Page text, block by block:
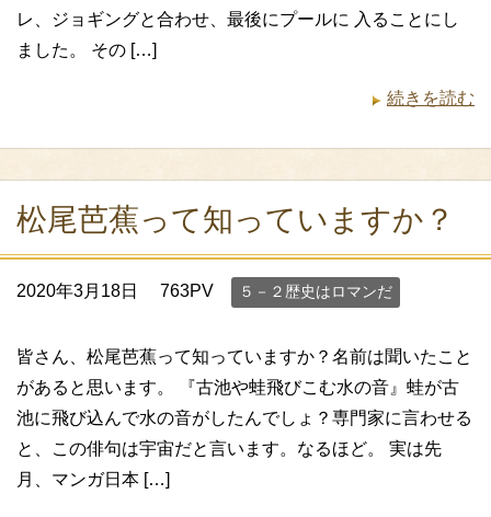
レ、ジョギングと合わせ、最後にプールに 入ることにし
ました。 その […]
続きを読む
松尾芭蕉って知っていますか？
2020年3月18日 763PV ５－２歴史はロマンだ
皆さん、松尾芭蕉って知っていますか？名前は聞いたこと
があると思います。 『古池や蛙飛びこむ水の音』蛙が古
池に飛び込んで水の音がしたんでしょ？専門家に言わせる
と、この俳句は宇宙だと言います。なるほど。 実は先
月、マンガ日本 […]